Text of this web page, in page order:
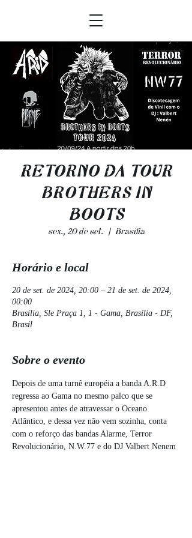
RETORNO DA TOUR
BROTHERS IN
BOOTS
sex., 20 de set.
  |
Brasília
Horário e local
20 de set. de 2024, 20:00 – 21 de set. de 2024,
00:00
Brasília, Sle Praça 1, 1 - Gama, Brasília - DF,
Brasil
Sobre o evento
Depois de uma turnê européia a banda A.R.D
regressa ao Gama no mesmo palco que se
apresentou antes de atravessar o Oceano
Atlântico, e dessa vez não vem sozinha, conta
com o reforço das bandas Alarme, Terror
Revolucionário, N.W.77 e do DJ Valbert Nenem